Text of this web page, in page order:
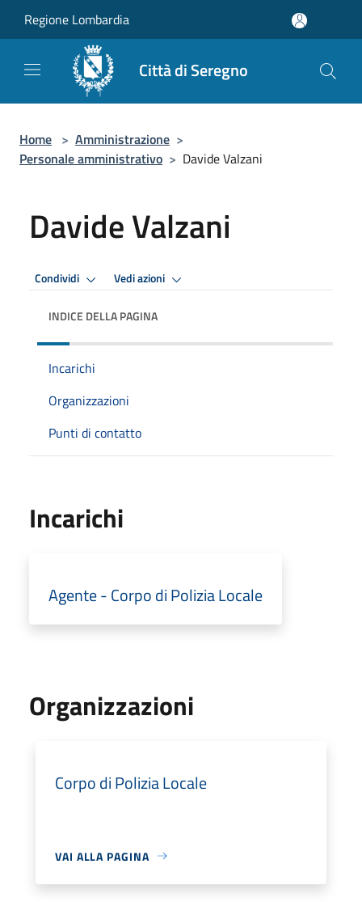
Regione Lombardia
Città di Seregno
Home > Amministrazione >
Personale amministrativo > Davide Valzani
Davide Valzani
Condividi Vedi azioni
INDICE DELLA PAGINA
Incarichi
Organizzazioni
Punti di contatto
Incarichi
Agente - Corpo di Polizia Locale
Organizzazioni
Corpo di Polizia Locale
VAI ALLA PAGINA